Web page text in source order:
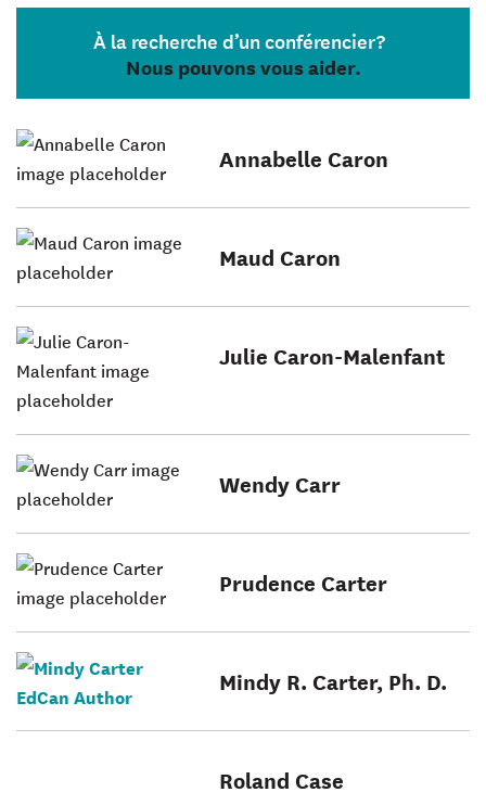
À la recherche d’un conférencier?
Nous pouvons vous aider.
Annabelle Caron
Maud Caron
Julie Caron-Malenfant
Wendy Carr
Prudence Carter
Mindy R. Carter, Ph. D.
Roland Case